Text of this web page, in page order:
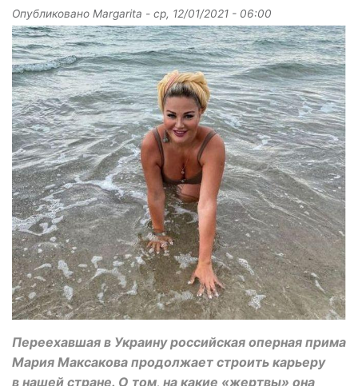
Опубликовано Margarita - ср, 12/01/2021 - 06:00
Переехавшая в Украину российская оперная прима
Мария Максакова продолжает строить карьеру
в нашей стране. О том, на какие «жертвы» она